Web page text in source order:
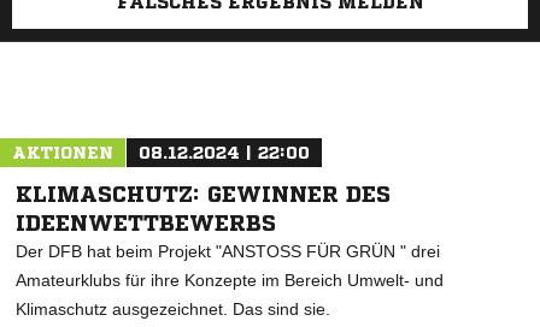
AKTIONEN 08.12.2024 | 22:00
KLIMASCHUTZ: GEWINNER DES
IDEENWETTBEWERBS
Der DFB hat beim Projekt "ANSTOSS FÜR GRÜN " drei
Amateurklubs für ihre Konzepte im Bereich Umwelt- und
Klimaschutz ausgezeichnet. Das sind sie.